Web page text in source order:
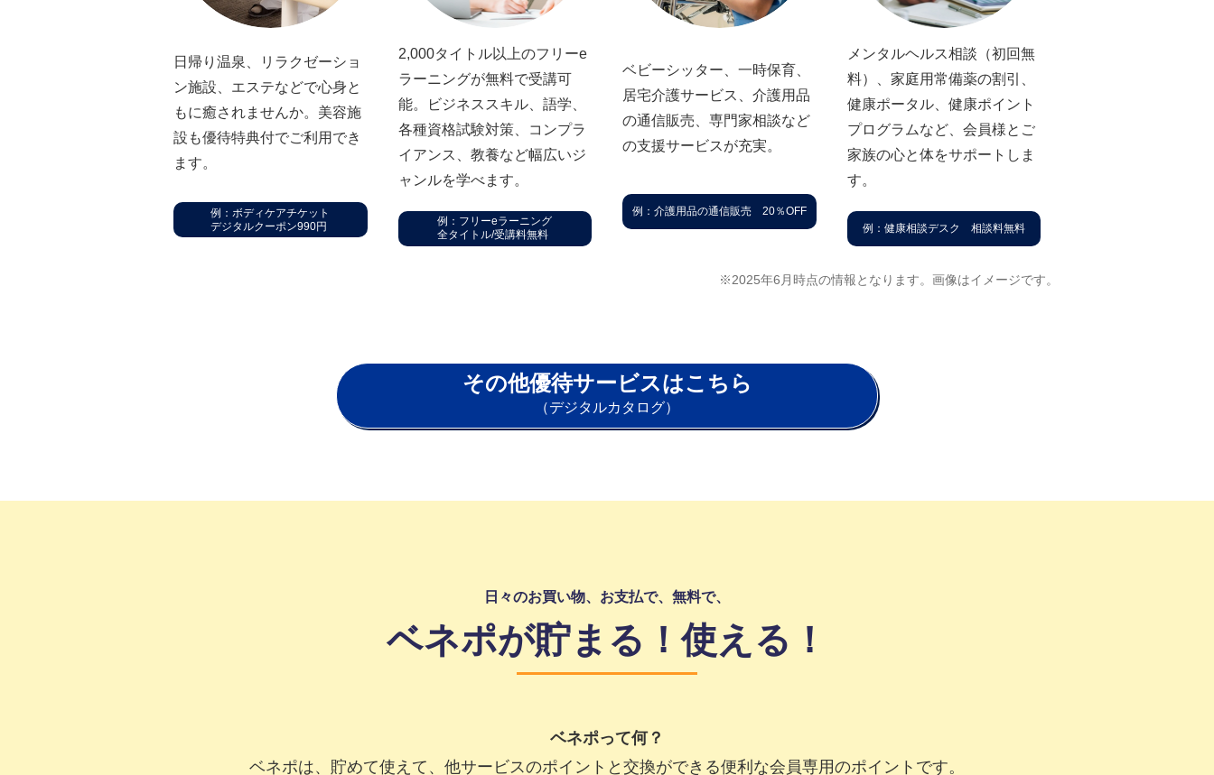
⽇帰り温泉、リラクゼーショ
ン施設、エステなどで⼼⾝と
もに癒されませんか。美容施
設も優待特典付でご利⽤でき
ます。
例：ボディケアチケット
デジタルクーポン990円
2,000タイトル以上のフリーe
ラーニングが無料で受講可
能。ビジネススキル、語学、
各種資格試験対策、コンプラ
イアンス、教養など幅広いジ
ャンルを学べます。
例：フリーeラーニング
全タイトル/受講料無料
ベビーシッター、⼀時保育、
居宅介護サービス、介護用品
の通信販売、専⾨家相談など
の⽀援サービスが充実。
例：介護用品の通信販売 20％OFF
メンタルヘルス相談（初回無
料）、家庭⽤常備薬の割引、
健康ポータル、健康ポイント
プログラムなど、会員様とご
家族の⼼と体をサポートしま
す。
例：健康相談デスク 相談料無料
※2025年6⽉時点の情報となります。画像はイメージです。
その他優待サービスはこちら
（デジタルカタログ）
日々のお買い物、お支払で、無料で、
ベネポが貯まる！使える！
ベネポって何？
ベネポは、貯めて使えて、他サービスのポイントと交換ができる便利な会員専用のポイントです。